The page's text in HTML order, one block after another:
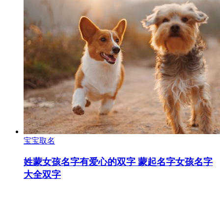
宝宝取名
姓蒙女孩名字有爱心的双字 蒙起名字女孩名字
大全双字